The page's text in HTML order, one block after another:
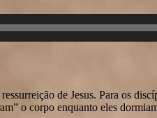
de Jesus. Para os
o corpo enquanto eles